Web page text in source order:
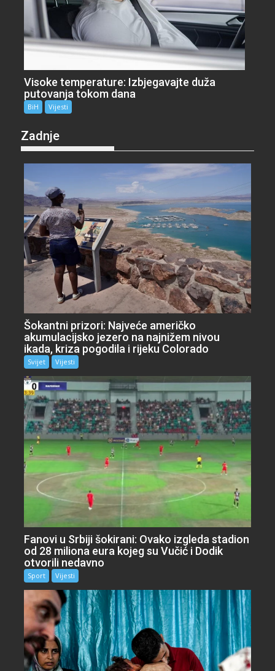
Visoke temperature: Izbjegavajte duža
putovanja tokom dana
BiH Vijesti
Zadnje
Šokantni prizori: Najveće američko
akumulacijsko jezero na najnižem nivou
ikada, kriza pogodila i rijeku Colorado
Svijet Vijesti
Fanovi u Srbiji šokirani: Ovako izgleda stadion
od 28 miliona eura kojeg su Vučić i Dodik
otvorili nedavno
Sport Vijesti